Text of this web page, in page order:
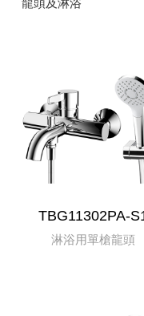
TBG11302PA-
淋浴用單槍龍頭